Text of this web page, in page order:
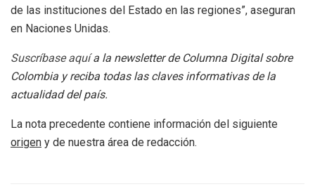
de las instituciones del Estado en las regiones”, aseguran
en Naciones Unidas.
Suscríbase aquía la newsletter de Columna Digital sobre
Colombia y reciba todas las claves informativas de la
actualidad del país.
La nota precedente contiene información del siguiente
origen y de nuestra área de redacción.